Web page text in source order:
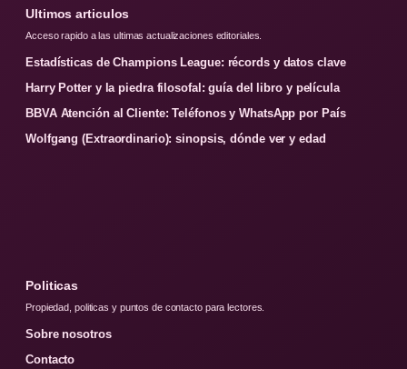
Ultimos articulos
Acceso rapido a las ultimas actualizaciones editoriales.
Estadísticas de Champions League: récords y datos clave
Harry Potter y la piedra filosofal: guía del libro y película
BBVA Atención al Cliente: Teléfonos y WhatsApp por País
Wolfgang (Extraordinario): sinopsis, dónde ver y edad
Politicas
Propiedad, politicas y puntos de contacto para lectores.
Sobre nosotros
Contacto